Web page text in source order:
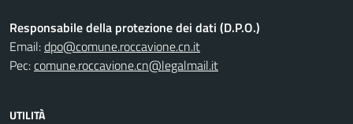
Responsabile della protezione dei dati (D.P.O.)
Email:dpo@comune.roccavione.cn.it
Pec:comune.roccavione.cn@legalmail.it
UTILITÀ